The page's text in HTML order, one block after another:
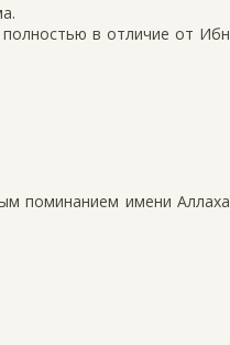
в отличие от Ибн
поминанием имени Аллаха